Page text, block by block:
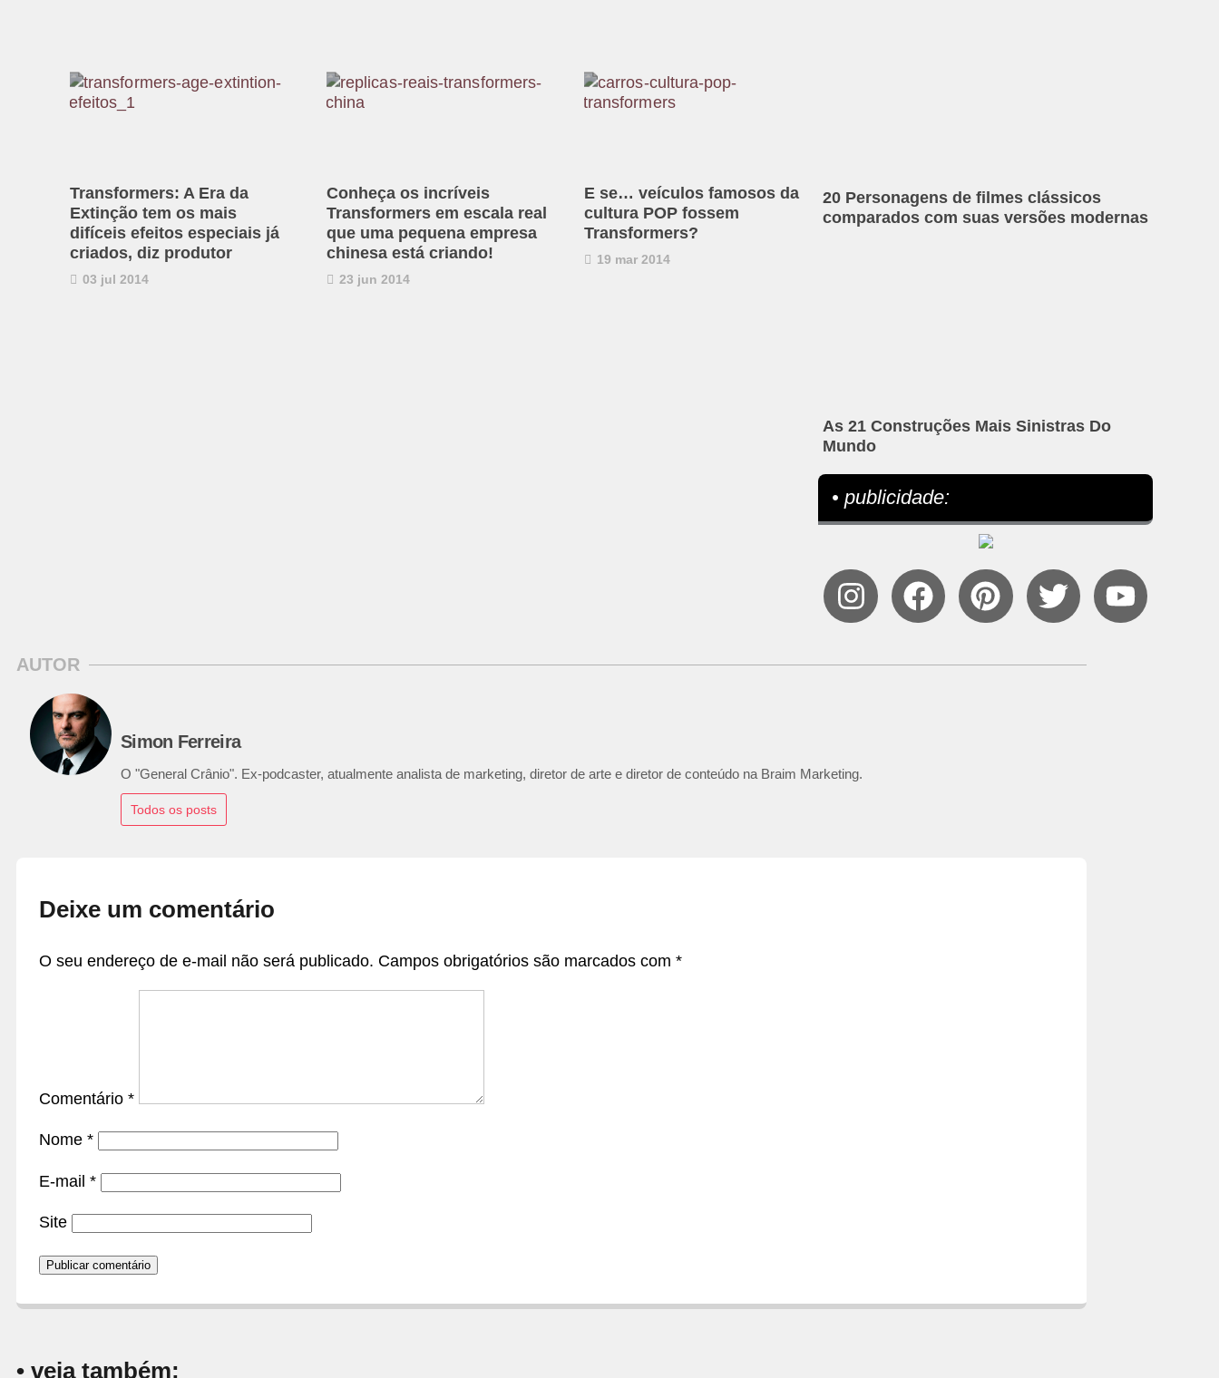
Transformers: A Era da
Extinção tem os mais
difíceis efeitos especiais já
criados, diz produtor
03 jul 2014
Conheça os incríveis
Transformers em escala real
que uma pequena empresa
chinesa está criando!
23 jun 2014
E se… veículos famosos da
cultura POP fossem
Transformers?
19 mar 2014
20 Personagens de filmes clássicos
comparados com suas versões modernas
As 21 Construções Mais Sinistras Do
Mundo
• publicidade:
AUTOR
Simon Ferreira
O "General Crânio". Ex-podcaster, atualmente analista de marketing, diretor de arte e diretor de conteúdo na Braim Marketing.
Todos os posts
Deixe um comentário
O seu endereço de e-mail não será publicado. Campos obrigatórios são marcados com *
Comentário *
Nome *
E-mail *
Site
• veja também: